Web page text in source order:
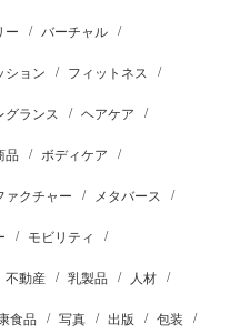
ー バーチャル
ション フィットネス
グランス ヘアケア
品 ボディケア
ァクチャー メタバース
モビリティ
不動産 乳製品 人材
食品 写真 出版 包装